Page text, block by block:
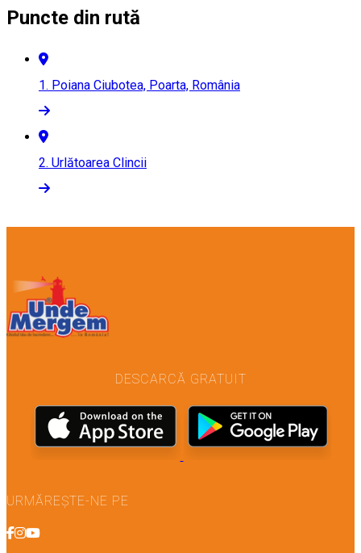
Puncte din rută
1. Poiana Ciubotea, Poarta, România
2. Urlătoarea Clincii
DESCARCĂ GRATUIT
URMĂREȘTE-NE PE